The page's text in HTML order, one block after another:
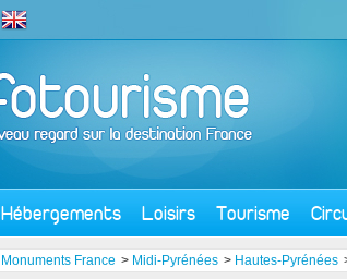
Hébergements Loisirs Tourisme
Monuments France > Midi-Pyrénées > Hautes-Pyrénées